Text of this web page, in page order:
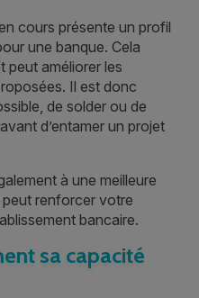
cours présente un profil
une banque. Cela
peut améliorer les
Il est donc
de solder ou de
d’entamer un projet
à une meilleure
renforcer votre
bancaire.
sa capacité